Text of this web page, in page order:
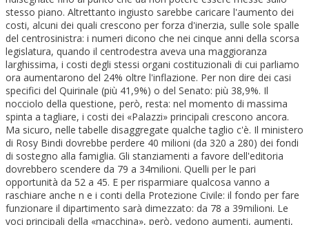
stesso piano. Altrettanto ingiusto sarebbe caricare l'aumento dei
costi, alcuni dei quali crescono per forza d'inerzia, sulle sole spalle
del centrosinistra: i numeri dicono che nei cinque anni della scorsa
legislatura, quando il centrodestra aveva una maggioranza
larghissima, i costi degli stessi organi costituzionali di cui parliamo
ora aumentarono del 24% oltre l'inflazione. Per non dire dei casi
specifici del Quirinale (più 41,9%) o del Senato: più 38,9%. Il
nocciolo della questione, però, resta: nel momento di massima
spinta a tagliare, i costi dei «Palazzi» principali crescono ancora.
Ma sicuro, nelle tabelle disaggregate qualche taglio c'è. Il ministero
di Rosy Bindi dovrebbe perdere 40 milioni (da 320 a 280) dei fondi
di sostegno alla famiglia. Gli stanziamenti a favore dell'editoria
dovrebbero scendere da 79 a 34milioni. Quelli per le pari
opportunità da 52 a 45. E per risparmiare qualcosa vanno a
raschiare anche n e i conti della Protezione Civile: il fondo per fare
funzionare il dipartimento sarà dimezzato: da 78 a 39milioni. Le
voci principali della «macchina», però, vedono aumenti, aumenti,